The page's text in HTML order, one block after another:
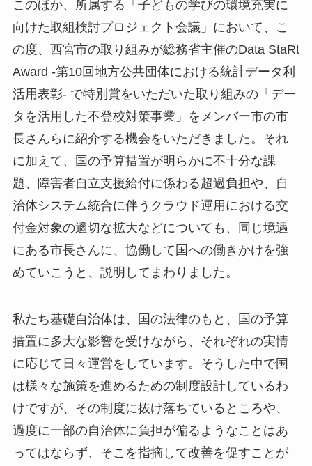
このほか、所属する「子どもの学びの環境充実に
向けた取組検討プロジェクト会議」において、こ
の度、西宮市の取り組みが総務省主催のData StaRt
Award -第10回地方公共団体における統計データ利
活用表彰- で特別賞をいただいた取り組みの「デー
タを活用した不登校対策事業」をメンバー市の市
長さんらに紹介する機会をいただきました。それ
に加えて、国の予算措置が明らかに不十分な課
題、障害者自立支援給付に係わる超過負担や、自
治体システム統合に伴うクラウド運用における交
付金対象の適切な拡大などについても、同じ境遇
にある市長さんに、協働して国への働きかけを強
めていこうと、説明してまわりました。
私たち基礎自治体は、国の法律のもと、国の予算
措置に多大な影響を受けながら、それぞれの実情
に応じて日々運営をしています。そうした中で国
は様々な施策を進めるための制度設計しているわ
けですが、その制度に抜け落ちているところや、
過度に一部の自治体に負担が偏るようなことはあ
ってはならず、そこを指摘して改善を促すことが